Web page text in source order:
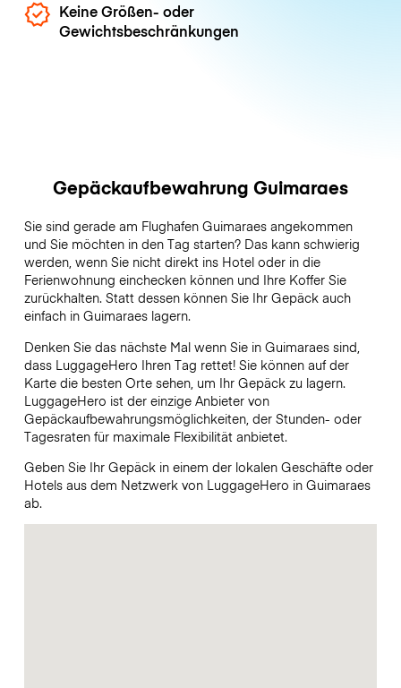
Keine Größen- oder
Gewichtsbeschränkungen
Gepäckaufbewahrung Guimaraes
Sie sind gerade am Flughafen Guimaraes angekommen
und Sie möchten in den Tag starten? Das kann schwierig
werden, wenn Sie nicht direkt ins Hotel oder in die
Ferienwohnung einchecken können und Ihre Koffer Sie
zurückhalten. Statt dessen können Sie Ihr Gepäck auch
einfach in Guimaraes lagern.
Denken Sie das nächste Mal wenn Sie in Guimaraes sind,
dass LuggageHero Ihren Tag rettet! Sie können auf der
Karte die besten Orte sehen, um Ihr Gepäck zu lagern.
LuggageHero ist der einzige Anbieter von
Gepäckaufbewahrungsmöglichkeiten, der Stunden- oder
Tagesraten für maximale Flexibilität anbietet.
Geben Sie Ihr Gepäck in einem der lokalen Geschäfte oder
Hotels aus dem Netzwerk von LuggageHero in Guimaraes
ab.